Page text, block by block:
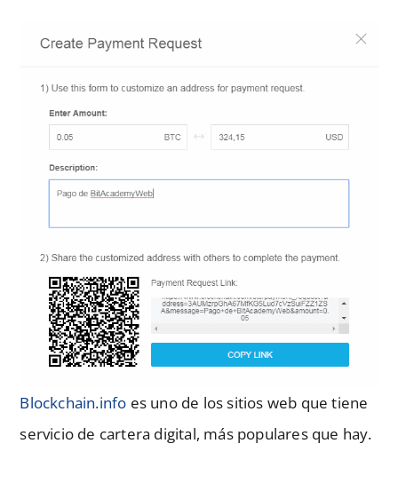
Blockchain.info es uno de los sitios web que tiene
servicio de cartera digital, más populares que hay.